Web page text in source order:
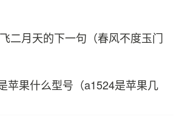
二月天的下一句（春风不度玉门
苹果什么型号（a1524是苹果几